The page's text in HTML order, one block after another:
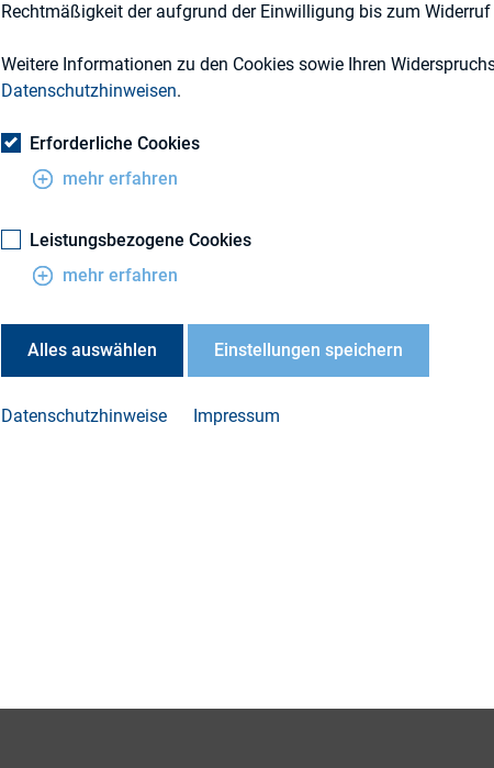
Tobias Erfurth, Vizepräsident des DIRK,
Rechtmäßigkeit der aufgrund der Einwilligung bis zum
Weitere Informationen zu den Cookies sowie Ihren
Datenschutzhinweisen.
Erforderliche Cookies
mehr erfahren
Leistungsbezogene Cookies
mehr erfahren
Alles auswählen Einstellungen speichern
Datenschutzhinweise Impressum